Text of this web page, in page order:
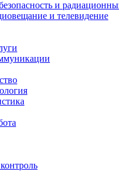
и
и телевидение